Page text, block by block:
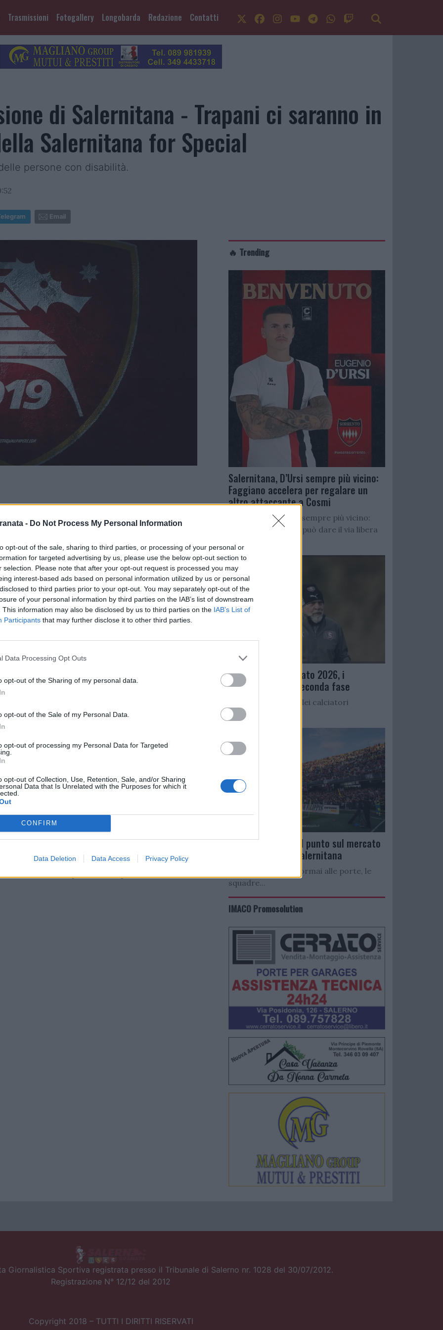
- Do Not Process My Personal Information
opt-out of the sale, sharing to third parties, or processing of your personal or
for targeted advertising by us, please use the below opt-out section to
selection. Please note that after your opt-out request is processed you may
interest-based ads based on personal information utilized by us or personal
to third parties prior to your opt-out. You may separately opt-out of the
of your personal information by third parties on the IAB’s list of downstream
This information may also be disclosed by us to third parties on the IAB’s List of
Participants that may further disclose it to other third parties.
Data Processing Opt Outs
opt-out of the Sharing of my personal data.
opt-out of the Sale of my Personal Data.
opt-out of processing my Personal Data for Targeted
opt-out of Collection, Use, Retention, Sale, and/or Sharing
Data that Is Unrelated with the Purposes for which it
CONFIRM
Data Deletion Data Access Privacy Policy
Trasmissioni Fotogallery Longobarda Redazione Contatti
di Salernitana - Trapani ci saranno in
Salernitana for Special
persone con disabilità.
Email
internazionale sui diritti delle
della gara di campionato di domenica
scenderanno in campo nell'intervallo
dei Diritti delle Persone con Disabilità.
condiviso dalla Lega Pro con le società
occasione del prossimo turno di
1919 ha deciso di coinvolgere
For Special, squadra di calcio allestita
la cooperativa Il Villaggio di Esteban
dalla Divisione Calcio Paralimpico
domenica i ragazzi verranno ospitati dal
Trapani insieme ai loro allenatori ed
scenderanno sul terreno di gioco
Curva Sud Siberiano accompagnati da
il pubblico saprà dare.”
🔥 Trending
Salernitana, D’Ursi sempre più vicino:
Faggiano accelera per regalare un
altro attaccante a Cosmi
Salernitana, D’Ursi sempre più vicino:
Starita al Sorrento può dare il via libera
Ritiro precampionato 2026, i
convocati per la seconda fase
Di seguito l’elenco dei calciatori
convocati per...
Serie C Girone C: il punto sul mercato
delle rivali della Salernitana
Con il campionato ormai alle porte, le
squadre...
IMACO Promosolution
Giornalistica Sportiva registrata presso il Tribunale di Salerno nr. 1028 del 30/07/2012.
Registrazione N° 12/12 del 2012
Copyright 2018 – TUTTI I DIRITTI RISERVATI